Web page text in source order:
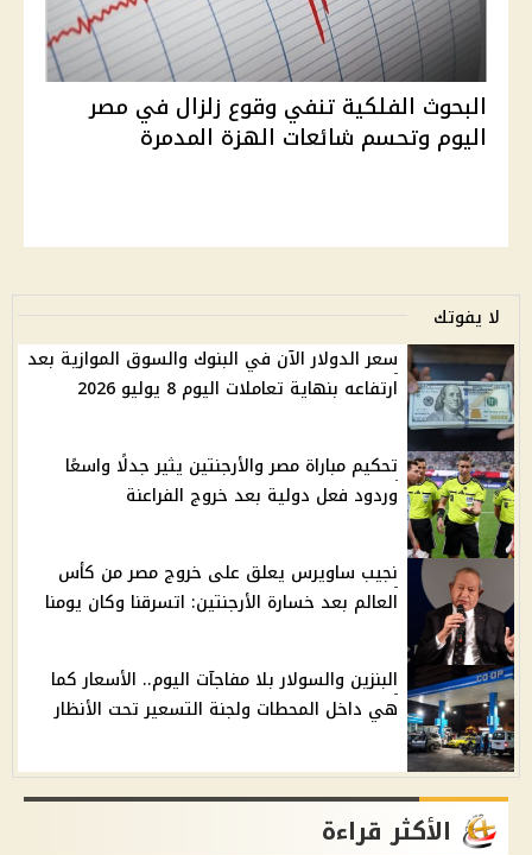
البحوث الفلكية تنفي وقوع زلزال في مصر
اليوم وتحسم شائعات الهزة المدمرة
لا يفوتك
سعر الدولار الآن في البنوك والسوق الموازية بعد
ارتفاعه بنهاية تعاملات اليوم 8 يوليو 2026
تحكيم مباراة مصر والأرجنتين يثير جدلًا واسعًا
وردود فعل دولية بعد خروج الفراعنة
نجيب ساويرس يعلق على خروج مصر من كأس
العالم بعد خسارة الأرجنتين: اتسرقنا وكان يومنا
البنزين والسولار بلا مفاجآت اليوم.. الأسعار كما
هي داخل المحطات ولجنة التسعير تحت الأنظار
الأكثر قراءة